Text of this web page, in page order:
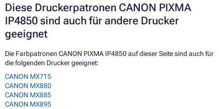
Diese Druckerpatronen CANON PIXMA
IP4850 sind auch für andere Drucker
geeignet
Die Farbpatronen CANON PIXMA IP4850 auf dieser Seite sind auch für
die folgenden Drucker geeignet:
CANON MX715
CANON MX880
CANON MX885
CANON MX895